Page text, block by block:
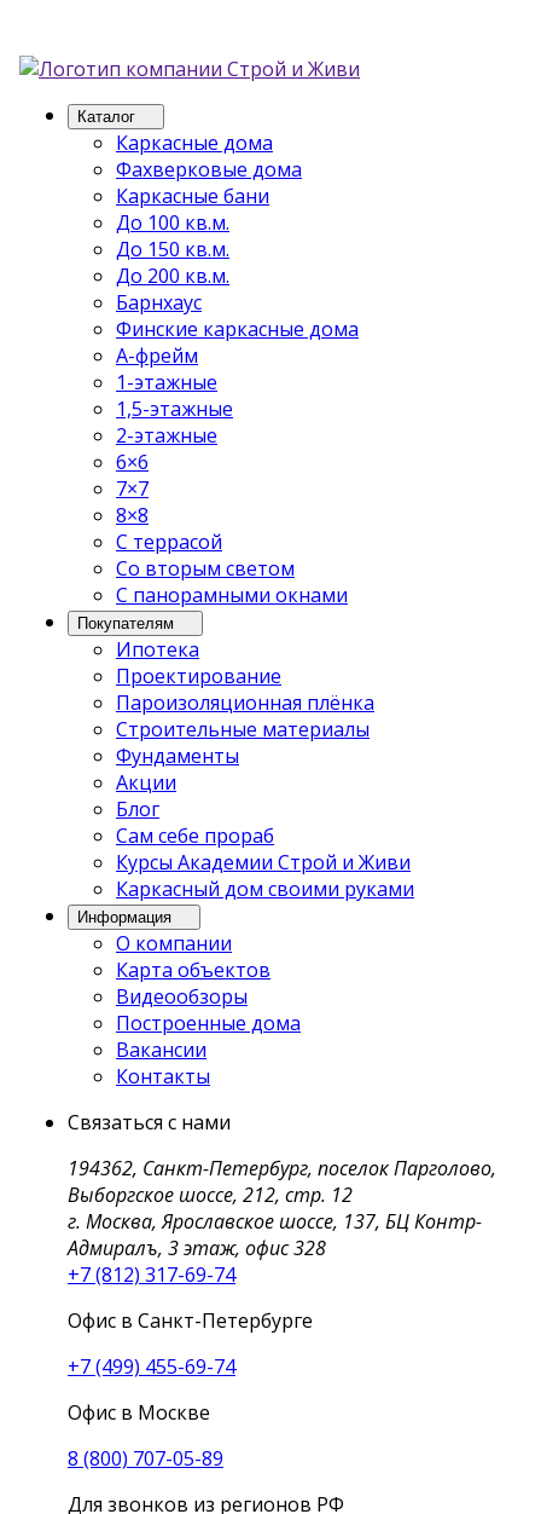
Каталог
Каркасные дома
Фахверковые дома
Каркасные бани
До 100 кв.м.
До 150 кв.м.
До 200 кв.м.
Барнхаус
Финские каркасные дома
А-фрейм
1-этажные
1,5-этажные
2-этажные
6×6
7×7
8×8
С террасой
Со вторым светом
С панорамными окнами
Покупателям
Ипотека
Проектирование
Пароизоляционная плёнка
Строительные материалы
Фундаменты
Акции
Блог
Сам себе прораб
Курсы Академии Строй и Живи
Каркасный дом своими руками
Информация
О компании
Карта объектов
Видеообзоры
Построенные дома
Вакансии
Контакты
Связаться с нами
194362, Санкт-Петербург, поселок Парголово,
Выборгское шоссе, 212, стр. 12
г. Москва, Ярославское шоссе, 137, БЦ Контр-
Адмиралъ, 3 этаж, офис 328
+7 (812) 317-69-74
Офис в Санкт-Петербурге
+7 (499) 455-69-74
Офис в Москве
8 (800) 707-05-89
Для звонков из регионов РФ